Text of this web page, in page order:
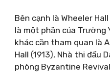
Bên cạnh là Wheeler
là một phần của Trường
khác cần tham quan là
Hall (1913), Nhà thi đấu
phòng Byzantine